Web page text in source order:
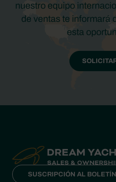
nuestro equipo
de ventas te informará
esta
SUSCRIPCIÓN AL BOLETÍN